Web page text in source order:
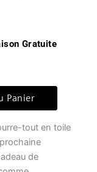
Gratuite
Panier
tout en toile
de